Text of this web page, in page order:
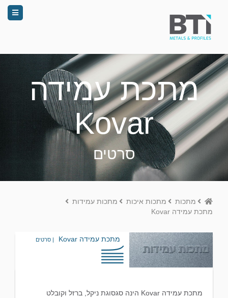
מתכת עמידה
Kovar
סרטים
Homeמתכות מתכות איכות
מתכות עמידות
מתכת עמידה Kovar
מתכת עמידה Kovar | סרטים
מתכת עמידה Kovar הינה סגסוגת ניקל, ברזל וקובלט